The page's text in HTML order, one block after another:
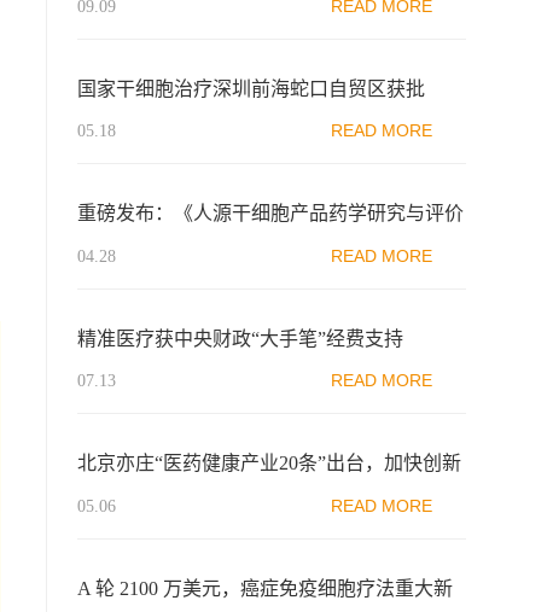
09.09 READ MORE
国家干细胞治疗深圳前海蛇口自贸区获批
05.18 READ MORE
重磅发布：《人源干细胞产品药学研究与评价
技术指导原则（试行）》
04.28 READ MORE
精准医疗获中央财政“大手笔”经费支持
07.13 READ MORE
北京亦庄“医药健康产业20条”出台，加快创新
产品市场推广
05.06 READ MORE
A 轮 2100 万美元，癌症免疫细胞疗法重大新